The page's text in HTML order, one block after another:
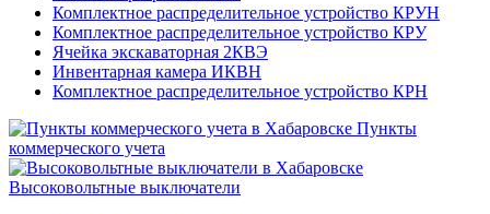
Комплектное распределительное устройство КРУН
Комплектное распределительное устройство КРУ
Ячейка экскаваторная 2КВЭ
Инвентарная камера ИКВН
Комплектное распределительное устройство КРН
Пункты
коммерческого учета
Высоковольтные выключатели